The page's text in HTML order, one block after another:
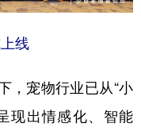
线
，宠物行业已从“小
现出情感化、智能